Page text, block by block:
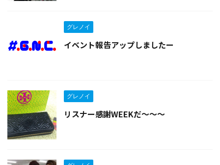
グレノイ
イベント報告アップしましたー
グレノイ
リスナー感謝WEEKだ〜〜〜